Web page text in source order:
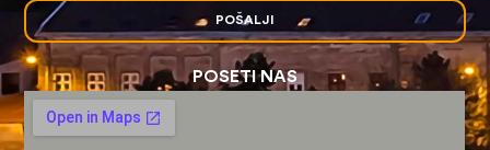
POŠALJI
POSETI NAS